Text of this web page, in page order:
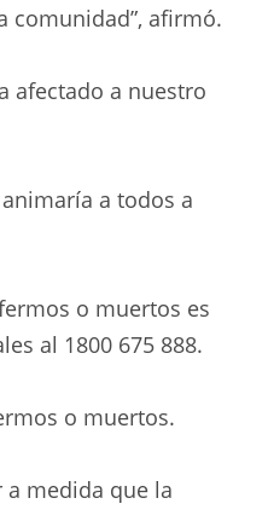
comunidad”, afirmó.
afectado a nuestro
a todos a
o muertos es
al 1800 675 888.
o muertos.
a medida que la